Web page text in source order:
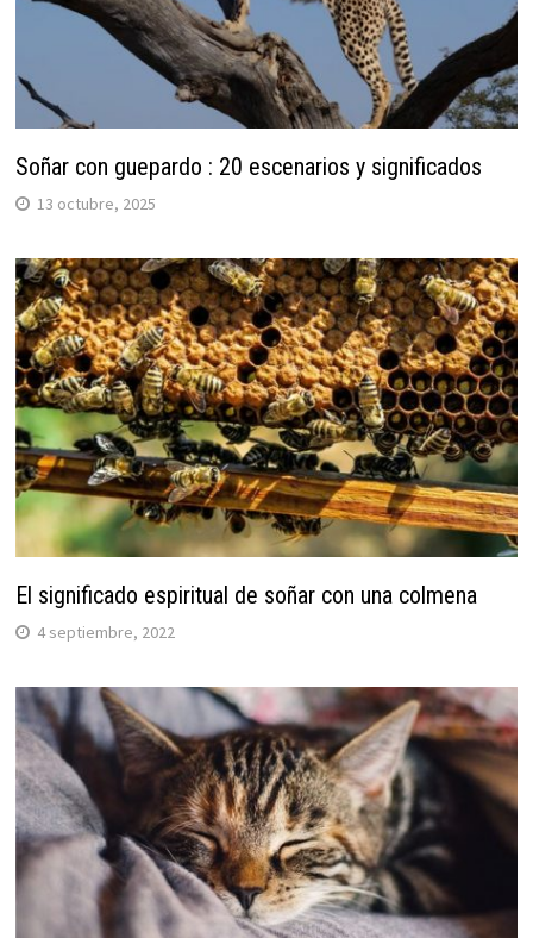
Soñar con guepardo : 20 escenarios y significados
13 octubre, 2025
El significado espiritual de soñar con una colmena
4 septiembre, 2022